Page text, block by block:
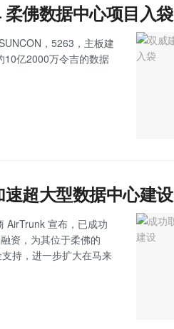
佛数据中心项目入袋
，5263，主板建
10亿2000万令吉的数据
超大型数据中心建设
AirTrunk 宣布，已成功
资，为其位于柔佛的
持，进一步扩大在马来